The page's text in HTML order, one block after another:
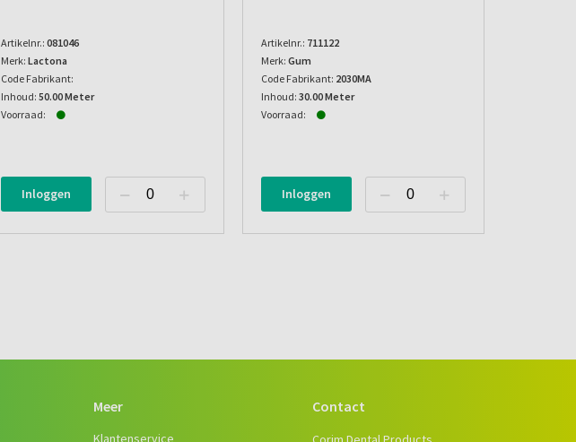
Artikelnr.: 081046
Merk: Lactona
Code Fabrikant:
Inhoud: 50.00 Meter
Voorraad:
Inloggen
Artikelnr.: 711122
Merk: Gum
Code Fabrikant: 2030MA
Inhoud: 30.00 Meter
Voorraad:
Inloggen
Meer
Klantenservice
Contact